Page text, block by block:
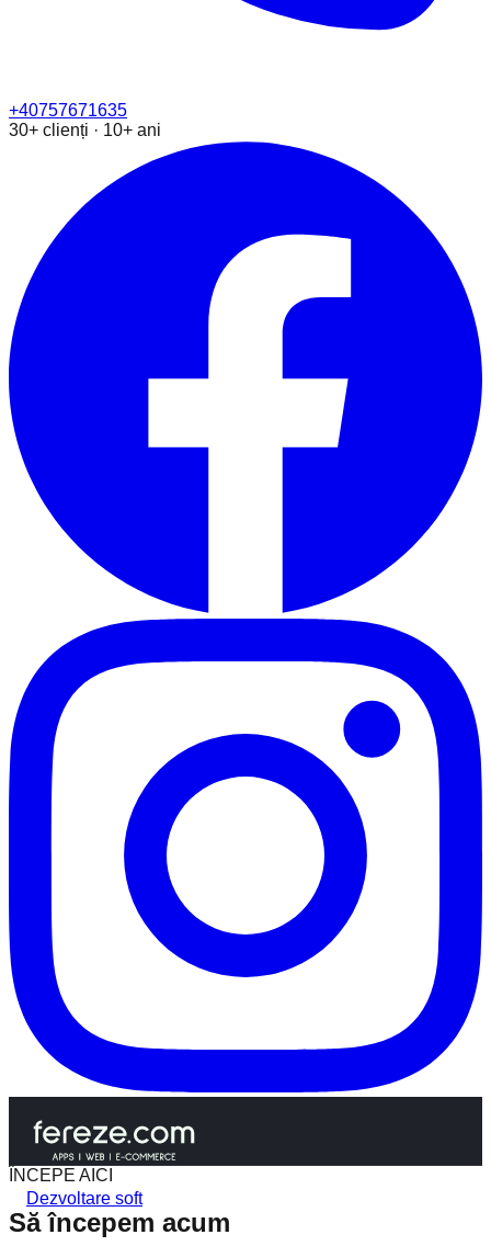
+40757671635
30+ clienți · 10+ ani
Dezvoltare soft
ÎNCEPE AICI
Să începem acum